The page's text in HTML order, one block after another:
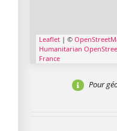
Leaflet | ©
Humanitarian
France
Pour